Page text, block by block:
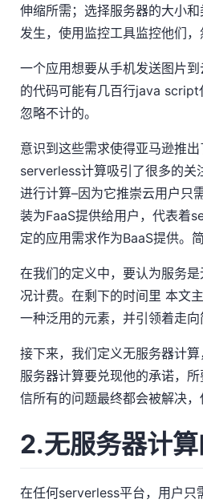
伸缩所需；选择服务器的大小
发生，使用监控工具监控他们，
一个应用想要从手机发送图片
的代码可能有几百行java script
忽略不计的。
意识到这些需求使得亚马逊推
serverless计算吸引了很多的关
进行计算–因为它推崇云用户只
装为FaaS提供给用户，代表着
定的应用需求作为BaaS提供。
在我们的定义中，要认为服务
况计费。在剩下的时间里 本文
一种泛用的元素，并引领着走向
接下来，我们定义无服务器计
服务器计算要兑现他的承诺，
信所有的问题最终都会被解决
2.无服务器计
在任何serverless平台，用户只